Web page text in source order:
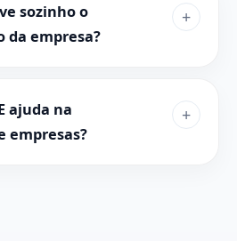
sozinho o
empresa?
+
ajuda na
empresas?
+